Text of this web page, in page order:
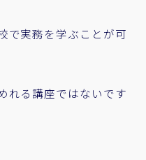
で実務を学ぶことが可
れる講座ではないです